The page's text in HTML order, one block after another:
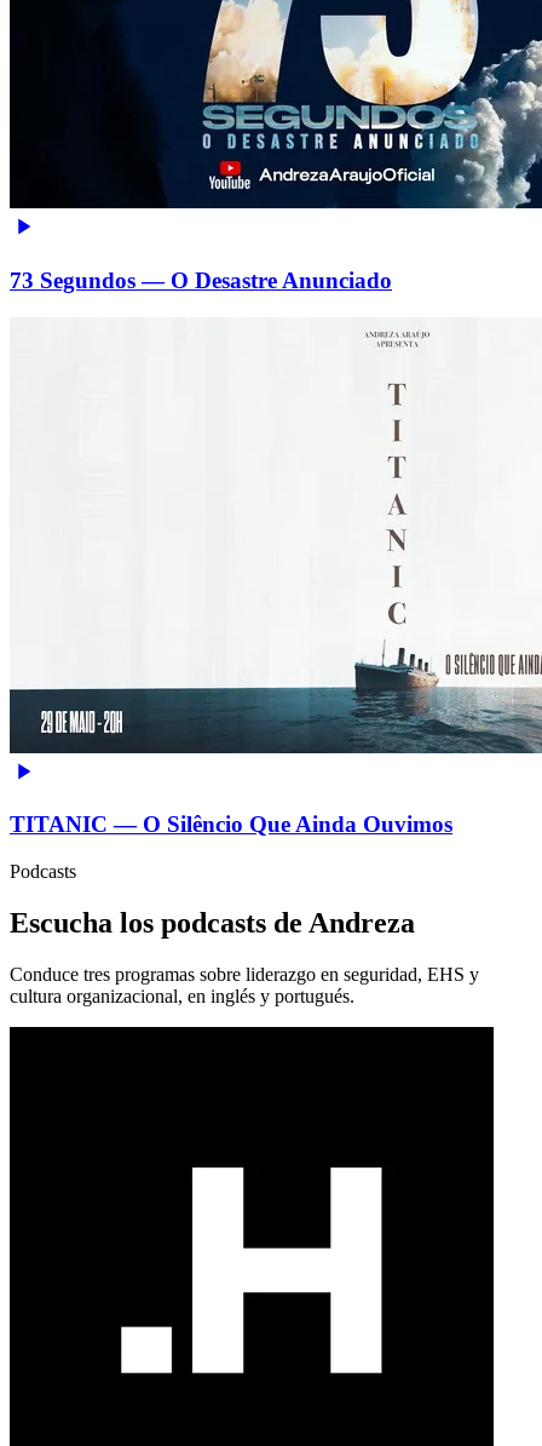
73 Segundos — O Desastre Anunciado
TITANIC — O Silêncio Que Ainda Ouvimos
Podcasts
Escucha los podcasts de Andreza
Conduce tres programas sobre liderazgo en seguridad, EHS y
cultura organizacional, en inglés y portugués.